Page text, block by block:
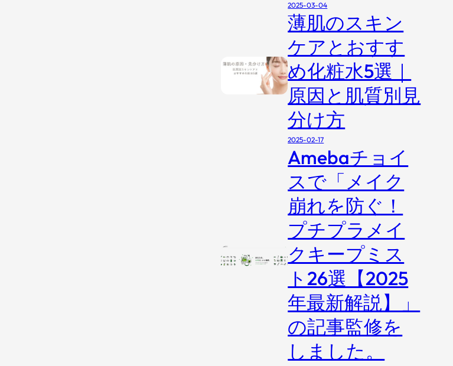
2025-03-04
薄肌のスキン
ケアとおすす
め化粧水5選｜
原因と肌質別見
分け方
2025-02-17
Amebaチョイ
スで「メイク
崩れを防ぐ！
プチプラメイ
クキープミス
ト26選【2025
年最新解説】」
の記事監修を
しました。